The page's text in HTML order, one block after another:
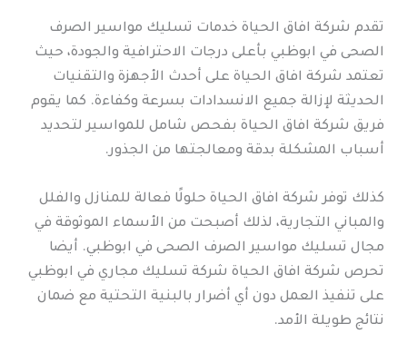
تقدم شركة افاق الحياة خدمات تسليك مواسير الصرف
الصحى في ابوظبي بأعلى درجات الاحترافية والجودة، حيث
تعتمد شركة افاق الحياة على أحدث الأجهزة والتقنيات
الحديثة لإزالة جميع الانسدادات بسرعة وكفاءة. كما يقوم
فريق شركة افاق الحياة بفحص شامل للمواسير لتحديد
أسباب المشكلة بدقة ومعالجتها من الجذور.
كذلك توفر شركة افاق الحياة حلولًا فعالة للمنازل والفلل
والمباني التجارية، لذلك أصبحت من الأسماء الموثوقة في
مجال تسليك مواسير الصرف الصحى في ابوظبي. أيضا
تحرص شركة افاق الحياة شركة تسليك مجاري في ابوظبي
على تنفيذ العمل دون أي أضرار بالبنية التحتية مع ضمان
نتائج طويلة الأمد.